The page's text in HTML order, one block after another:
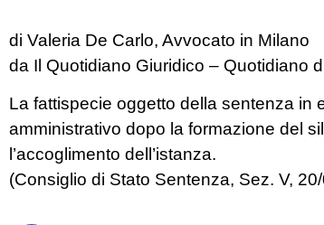
di Valeria De Carlo, Avvocato in Milano
da Il Quotidiano Giuridico – Quotidiano
La fattispecie oggetto della sentenza in
amministrativo dopo la formazione del
l’accoglimento dell’istanza.
(Consiglio di Stato Sentenza, Sez. V,